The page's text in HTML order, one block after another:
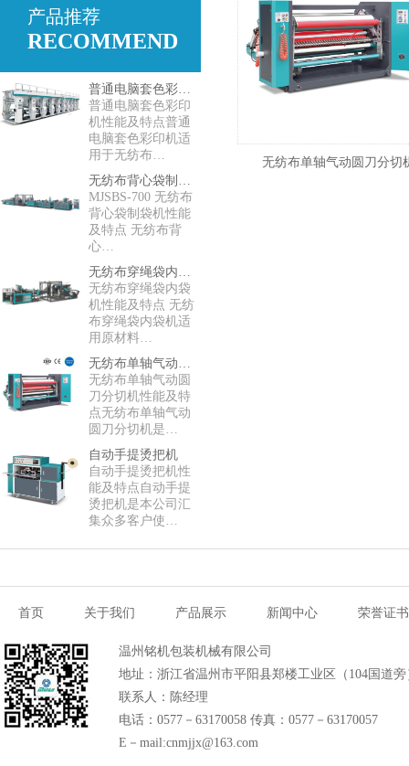
产品推荐
RECOMMEND
普通电脑套色彩印机
普通电脑套色彩印
机性能及特点普通
电脑套色彩印机适
用于无纺布…
无纺布背心袋制袋机
MJSBS-700 无纺布
背心袋制袋机性能
及特点 无纺布背
心…
无纺布穿绳袋内袋机
无纺布穿绳袋内袋
机性能及特点 无纺
布穿绳袋内袋机适
用原材料…
无纺布单轴气动圆刀分切机
无纺布单轴气动圆
刀分切机性能及特
点无纺布单轴气动
圆刀分切机是…
自动手提烫把机
自动手提烫把机性
能及特点自动手提
烫把机是本公司汇
集众多客户使…
无纺布单轴气动圆刀分切
首页 关于我们 产品展示 新闻中心 荣誉证书
温州铭机包装机械有限公司
地址：浙江省温州市平阳县郑楼工业区（104国道旁
联系人：陈经理
电话：0577－63170058 传真：0577－63170057
E－mail:cnmjjx@163.com